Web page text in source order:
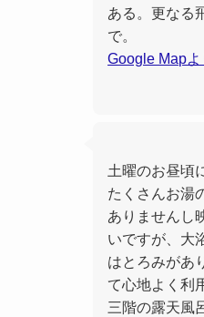
ある。更なる
で。
Google Mapよ
土曜のお昼頃
たくさんお湯
ありませんし
いですが、大
はとろみがあ
て心地よく利
三階の露天風